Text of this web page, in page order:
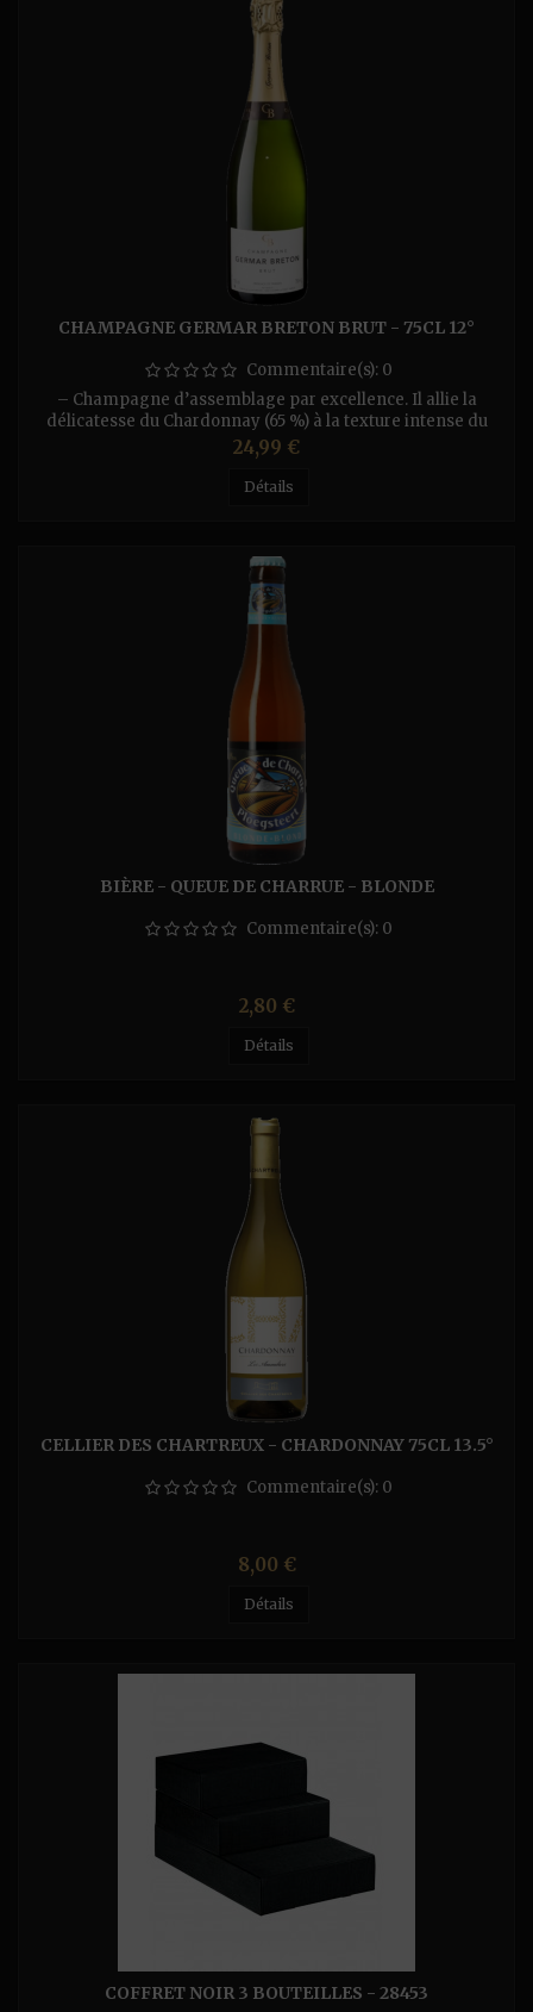
CHAMPAGNE GERMAR BRETON BRUT - 75CL 12°
Commentaire(s): 0
– Champagne d’assemblage par excellence. Il allie la
délicatesse du Chardonnay (65 %) à la texture intense du
Pinot Noir (35 %), issus des terres champenoises. – Dosage :
brut modéré (8g/L) afin de préserver le caractère et la
pureté du vin. NEZ Le nez est riche et parfumé, dévoilant
Prix
24,99 €
Détails
BIÈRE - QUEUE DE CHARRUE - BLONDE
Commentaire(s): 0
Prix
2,80 €
Détails
CELLIER DES CHARTREUX - CHARDONNAY 75CL 13.5°
Commentaire(s): 0
Prix
8,00 €
Détails
COFFRET NOIR 3 BOUTEILLES - 28453